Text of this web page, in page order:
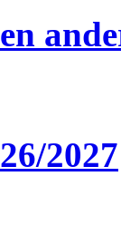
2027